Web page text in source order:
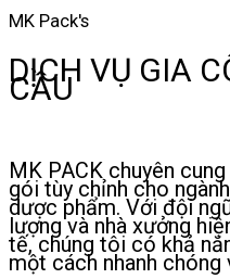
MK Pack's
DỊCH VỤ GIA
CẦU
MK PACK chuyên
gói tùy chỉnh cho
dược phẩm. Với đội
lượng và nhà xưởng
tế, chúng tôi có khả
một cách nhanh